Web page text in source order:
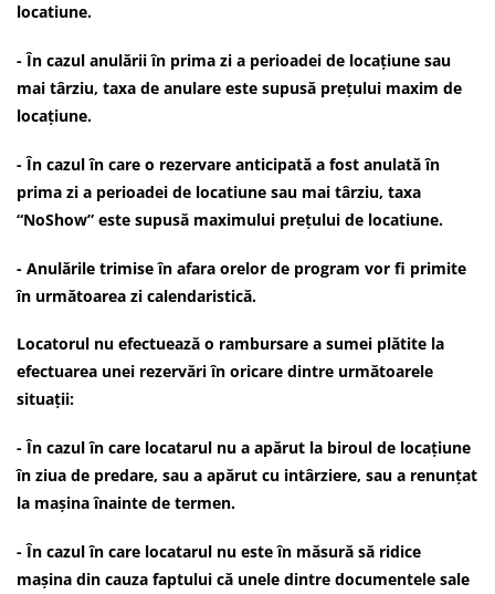
locatiune.
- În cazul anulării în prima zi a perioadei de locațiune sau
mai târziu, taxa de anulare este supusă prețului maxim de
locațiune.
- În cazul în care o rezervare anticipată a fost anulată în
prima zi a perioadei de locatiune sau mai târziu, taxa
“NoShow” este supusă maximului prețului de locatiune.
- Anulările trimise în afara orelor de program vor fi primite
în următoarea zi calendaristică.
Locatorul nu efectuează o rambursare a sumei plătite la
efectuarea unei rezervări în oricare dintre următoarele
situații:
- În cazul în care locatarul nu a apărut la biroul de locațiune
în ziua de predare, sau a apărut cu intârziere, sau a renunțat
la mașina înainte de termen.
- În cazul în care locatarul nu este în măsură să ridice
mașina din cauza faptului că unele dintre documentele sale